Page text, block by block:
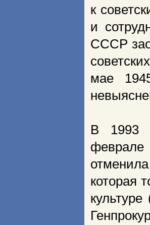
к
и
СССР
мае
В 1993
которая